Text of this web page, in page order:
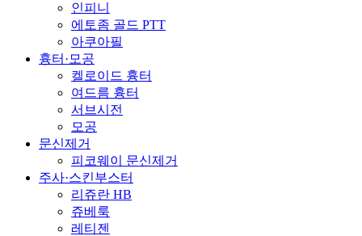
인피니
에토좀 골드 PTT
아쿠아필
흉터·모공
켈로이드 흉터
여드름 흉터
서브시전
모공
문신제거
피코웨이 문신제거
주사·스킨부스터
리쥬란 HB
쥬베룩
레티젠